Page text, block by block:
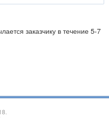
заказчику в течение 5-7